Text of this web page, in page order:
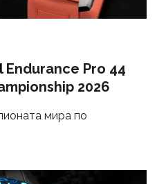
Pro 44
2026
мира по